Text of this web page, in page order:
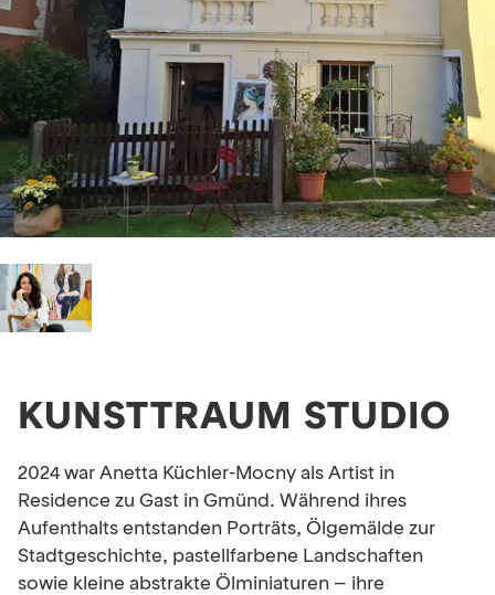
KUNSTTRAUM STUDIO
2024 war Anetta Küchler-Mocny als Artist in
Residence zu Gast in Gmünd. Während ihres
Aufenthalts entstanden Porträts, Ölgemälde zur
Stadtgeschichte, pastellfarbene Landschaften
sowie kleine abstrakte Ölminiaturen – ihre